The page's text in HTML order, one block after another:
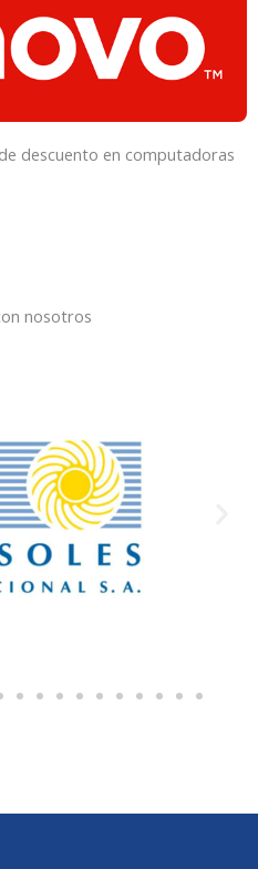
descuento en computadoras
nosotros